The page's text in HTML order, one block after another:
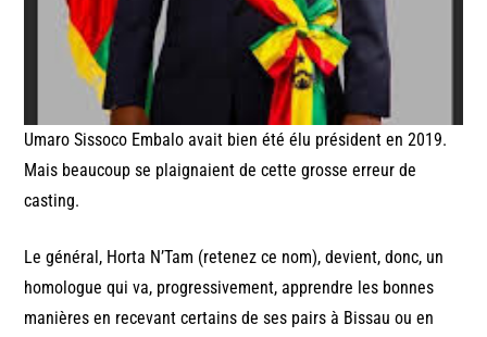
Umaro Sissoco Embalo avait bien été élu président en 2019.
Mais beaucoup se plaignaient de cette grosse erreur de
casting.
Le général, Horta N’Tam (retenez ce nom), devient, donc, un
homologue qui va, progressivement, apprendre les bonnes
manières en recevant certains de ses pairs à Bissau ou en